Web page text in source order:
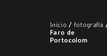
Inicio / fotografía
Faro de
Portocolom